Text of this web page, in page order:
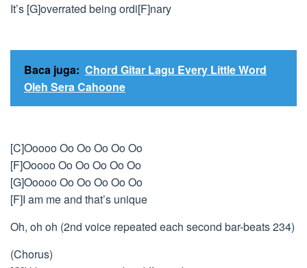
It’s [G]overrated being ordi[F]nary
Baca juga: Chord Gitar Lagu Every Little Word
Oleh Sera Cahoone
[C]Ooooo Oo Oo Oo Oo Oo
[F]Ooooo Oo Oo Oo Oo Oo
[G]Ooooo Oo Oo Oo Oo Oo
[F]I am me and that’s unique
Oh, oh oh (2nd voice repeated each second bar-beats 234)
(Chorus)